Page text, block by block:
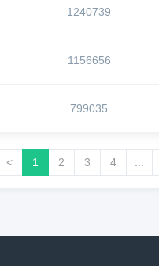
1240739
1156656
799035
< 1 2 3 4